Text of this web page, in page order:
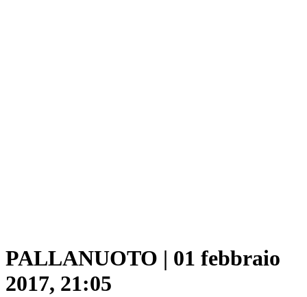
PALLANUOTO | 01 febbraio
2017, 21:05